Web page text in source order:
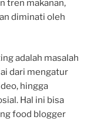
tren makanan,
diminati oleh
adalah masalah
dari mengatur
hingga
Hal ini bisa
food blogger